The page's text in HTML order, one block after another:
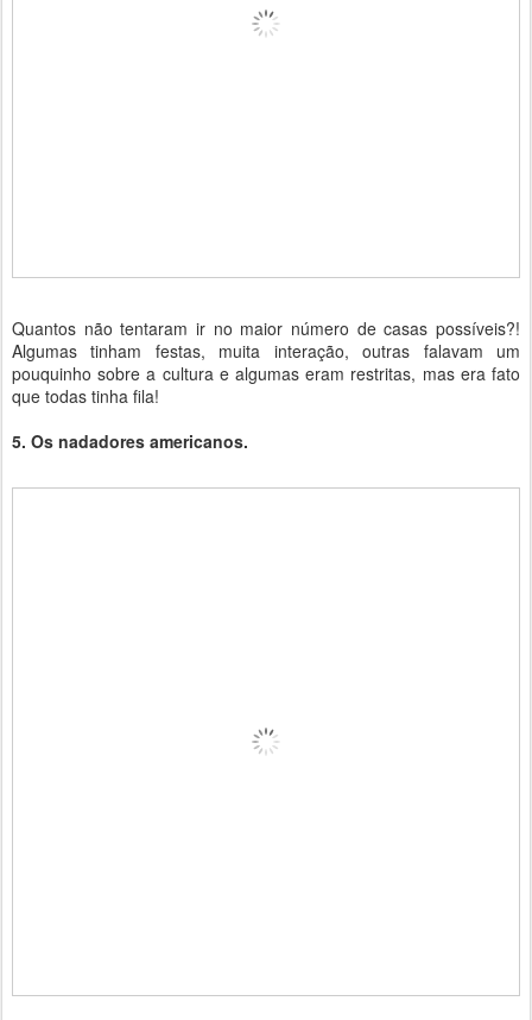
Quantos não tentaram ir no maior número de casas possíveis?!
Algumas tinham festas, muita interação, outras falavam um
pouquinho sobre a cultura e algumas eram restritas, mas era fato
que todas tinha fila!
5. Os nadadores americanos.